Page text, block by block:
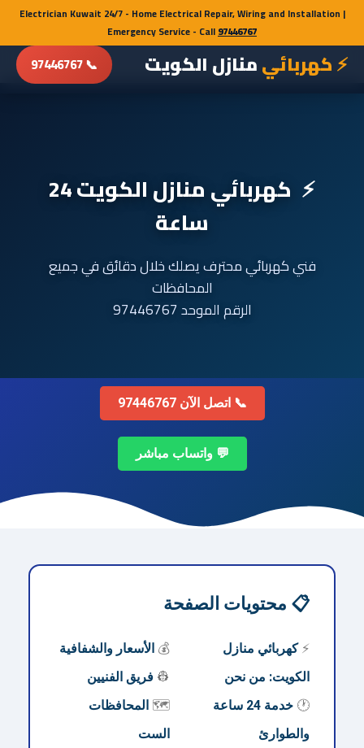
Electrician Kuwait 24/7 - Home Electrical Repair, Wiring and Installation |
Emergency Service - Call97446767
Electrician Kuwait 24/7 - Home Electrical Repair, Wiring and Installation |
Emergency Service - Call97446767
⚡ كهربائيمنازل الكويت 📞 97446767
كهربائي منازل الكويت 24
ساعة
فني كهربائي محترف يصلك خلال دقائق في جميع
المحافظات
الرقم الموحد 97446767
📞 اتصل الآن 97446767
💬 واتساب مباشر
📋 محتويات الصفحة
⚡كهربائي منازل
الكويت: من نحن
🕐
خدمة 24 ساعة
والطوارئ
💰 الأسعار والشفافية
👷 فريق الفنيين
🗺️ المحافظات
الست